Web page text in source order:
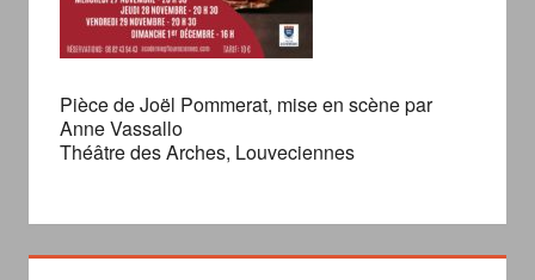
Pièce de Joël Pommerat, mise en scène par
Anne Vassallo
Théâtre des Arches, Louveciennes